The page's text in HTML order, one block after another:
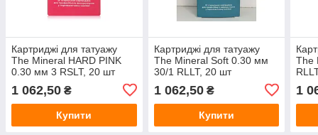
Картриджі для татуажу
The Mineral HARD PINK
0.30 мм 3 RSLT, 20 шт
1 062,50 ₴
Купити
Картриджі для татуажу
The Mineral Soft 0.30 мм
30/1 RLLT, 20 шт
1 062,50₴
Купити
The
1